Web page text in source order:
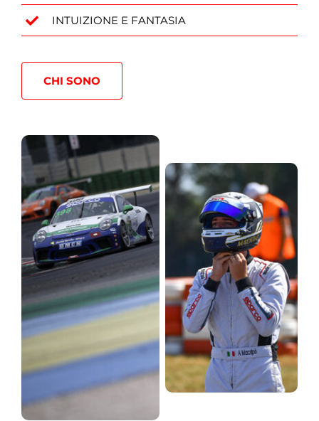
INTUIZIONE E FANTASIA
CHI SONO